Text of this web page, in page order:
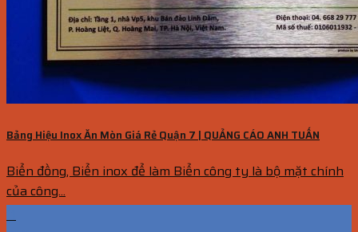
Bảng Hiệu Inox Ăn Mòn Giá Rẻ Quận 7 | QUẢNG CÁO ANH TUẤN
Biển đồng, Biển inox để làm Biển công ty là bộ mặt chính
của công...
11